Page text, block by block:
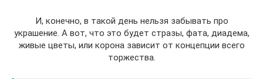
И, конечно, в такой день нельзя забывать про
украшение. А вот, что это будет стразы, фата, диадема,
живые цветы, или корона зависит от концепции всего
торжества.